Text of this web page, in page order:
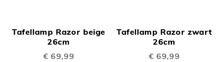
Tafellamp Razor beige
26cm
€ 69,99
Tafellamp Razor zwart
26cm
€ 69,99